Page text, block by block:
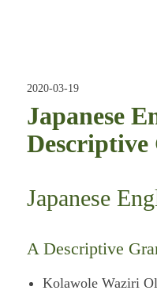
2020-03-19
Japanese
Japanese
A Descriptive
Kolawole Waziri